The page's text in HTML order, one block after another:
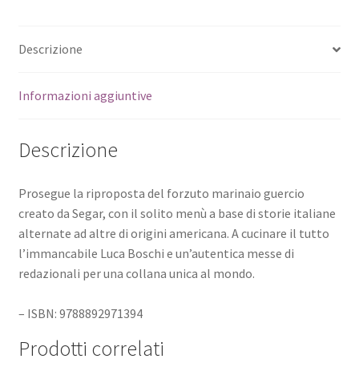
Descrizione
Informazioni aggiuntive
Descrizione
Prosegue la riproposta del forzuto marinaio guercio
creato da Segar, con il solito menù a base di storie italiane
alternate ad altre di origini americana. A cucinare il tutto
l’immancabile Luca Boschi e un’autentica messe di
redazionali per una collana unica al mondo.
– ISBN: 9788892971394
Prodotti correlati